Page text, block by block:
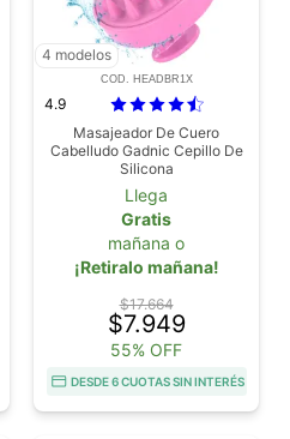
4 modelos
COD. HEADBR1X
4.9
Masajeador De Cuero
Cabelludo Gadnic Cepillo De
Silicona
Llega
Gratis
mañana o
¡Retiralo mañana!
$17.664
$7.949
55% OFF
DESDE 6 CUOTAS SIN INTERÉS